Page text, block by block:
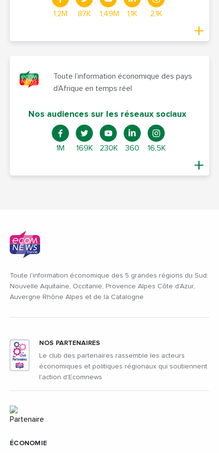
1,2M 87K 1,49M 1,1K 2,1K
Toute l’information économique des pays
d’Afrique en temps réel
Nos audiences sur les réseaux sociaux
1M 169K 230K 360 16,5K
Toute l'information économique des 5 grandes régions du Sud:
Nouvelle Aquitaine, Occitanie, Provence Alpes Côte d'Azur,
Auvergne Rhône Alpes et de la Catalogne
ÉCONOMIE
NOS PARTENAIRES
Le club des partenaires rassemble les acteurs
économiques et politiques régionaux qui soutiennent
l'action d'Ecomnews